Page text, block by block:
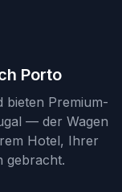
Porto
bieten Premium-
— der Wagen
Hotel, Ihrer
gebracht.